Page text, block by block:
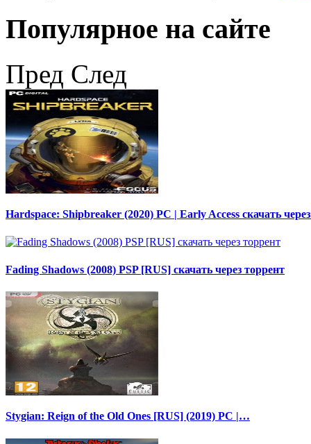
Популярное на сайте
Пред След
Hardspace: Shipbreaker (2020) PC | Early Access скачать
Fading Shadows (2008) PSP [RUS] скачать через торрент
Stygian: Reign of the Old Ones [RUS] (2019) PC |…